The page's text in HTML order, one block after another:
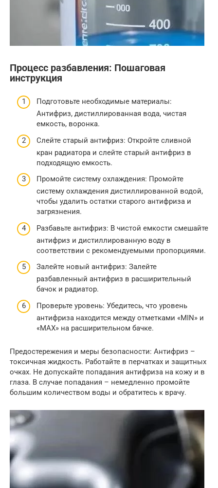
Процесс разбавления: Пошаговая
инструкция
Подготовьте необходимые материалы:
Антифриз, дистиллированная вода, чистая
емкость, воронка.
Слейте старый антифриз: Откройте сливной
кран радиатора и слейте старый антифриз в
подходящую емкость.
Промойте систему охлаждения: Промойте
систему охлаждения дистиллированной водой,
чтобы удалить остатки старого антифриза и
загрязнения.
Разбавьте антифриз: В чистой емкости смешайте
антифриз и дистиллированную воду в
соответствии с рекомендуемыми пропорциями.
Залейте новый антифриз: Залейте
разбавленный антифриз в расширительный
бачок и радиатор.
Проверьте уровень: Убедитесь, что уровень
антифриза находится между отметками «MIN» и
«MAX» на расширительном бачке.
Предостережения и меры безопасности: Антифриз –
токсичная жидкость. Работайте в перчатках и защитных
очках. Не допускайте попадания антифриза на кожу и в
глаза. В случае попадания – немедленно промойте
большим количеством воды и обратитесь к врачу.